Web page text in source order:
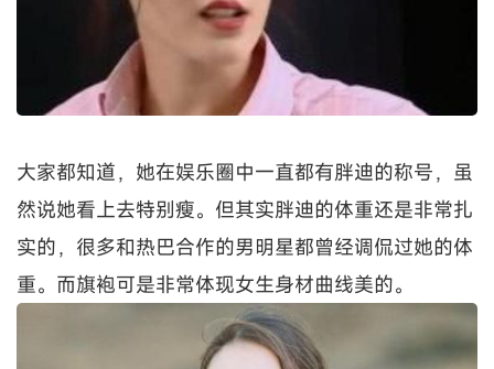
大家都知道，她在娱乐圈中一直都有胖迪的称号，虽
然说她看上去特别瘦。但其实胖迪的体重还是非常扎
实的，很多和热巴合作的男明星都曾经调侃过她的体
重。而旗袍可是非常体现女生身材曲线美的。